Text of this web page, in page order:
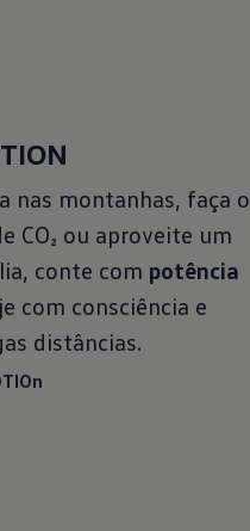
nas montanhas, faça o
CO₂ ou aproveite um
conte com potência
com consciência e
distâncias.